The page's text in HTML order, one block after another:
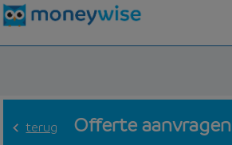
terug Offerte aanvragen